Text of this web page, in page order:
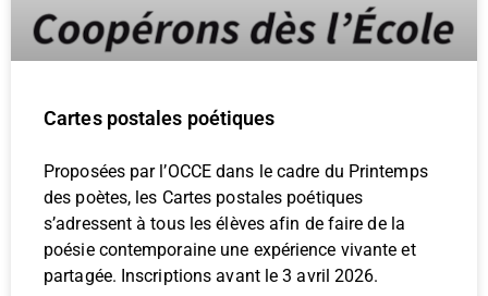
Cartes postales poétiques
Proposées par l’OCCE dans le cadre du Printemps
des poètes, les Cartes postales poétiques
s’adressent à tous les élèves afin de faire de la
poésie contemporaine une expérience vivante et
partagée. Inscriptions avant le 3 avril 2026.